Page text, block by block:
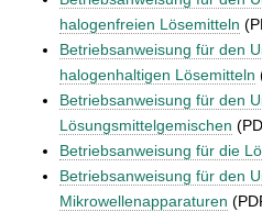
halogenfreien Lösemitteln
Betriebsanweisung für den
halogenhaltigen Lösemitteln
Betriebsanweisung für den
Lösungsmittelgemischen
Betriebsanweisung für die
Betriebsanweisung für den
Mikrowellenapparaturen